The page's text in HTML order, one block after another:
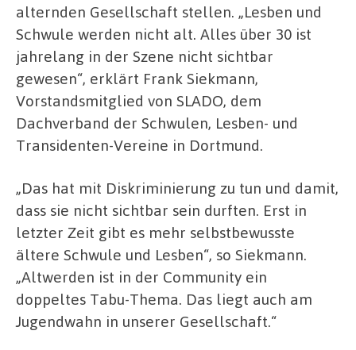
alternden Gesellschaft stellen. „Lesben und
Schwule werden nicht alt. Alles über 30 ist
jahrelang in der Szene nicht sichtbar
gewesen“, erklärt Frank Siekmann,
Vorstandsmitglied von SLADO, dem
Dachverband der Schwulen, Lesben- und
Transidenten-Vereine in Dortmund.
„Das hat mit Diskriminierung zu tun und damit,
dass sie nicht sichtbar sein durften. Erst in
letzter Zeit gibt es mehr selbstbewusste
ältere Schwule und Lesben“, so Siekmann.
„Altwerden ist in der Community ein
doppeltes Tabu-Thema. Das liegt auch am
Jugendwahn in unserer Gesellschaft.“